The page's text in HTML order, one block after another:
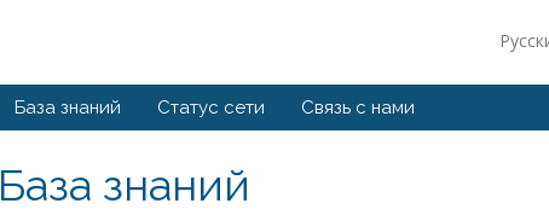
База знаний Статус сети Связь с нами
База знаний